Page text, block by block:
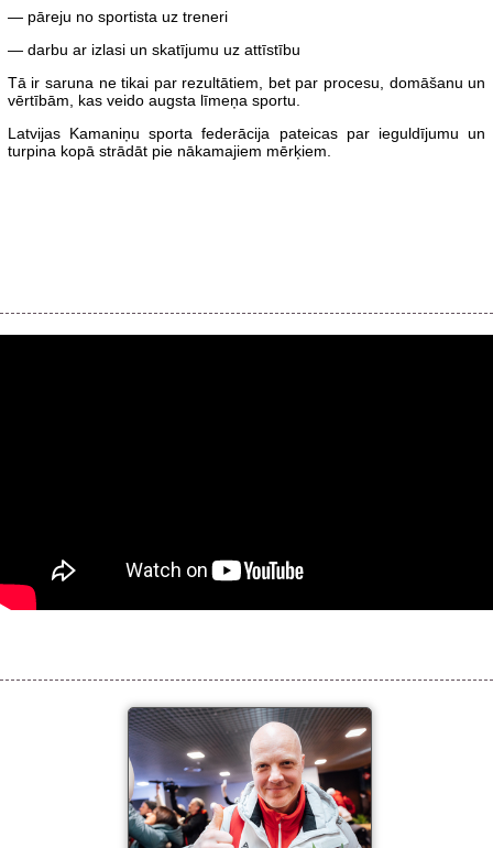
— pāreju no sportista uz treneri
— darbu ar izlasi un skatījumu uz attīstību
Tā ir saruna ne tikai par rezultātiem, bet par procesu, domāšanu un
vērtībām, kas veido augsta līmeņa sportu.
Latvijas Kamaniņu sporta federācija pateicas par ieguldījumu un
turpina kopā strādāt pie nākamajiem mērķiem.